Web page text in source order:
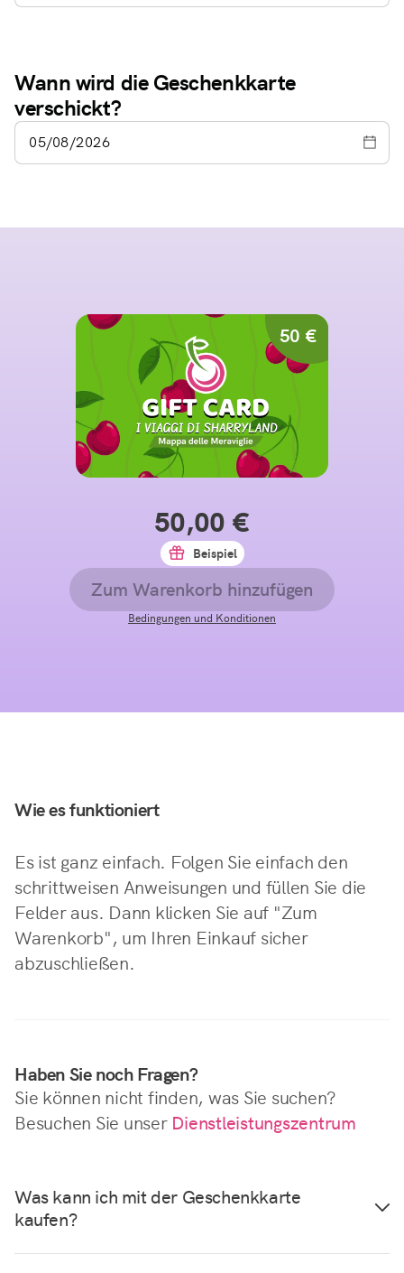
Wann wird die Geschenkkarte
verschickt?
50 €
50,00 €
Beispiel
Zum Warenkorb hinzufügen
Bedingungen und Konditionen
Wie es funktioniert
Es ist ganz einfach. Folgen Sie einfach den
schrittweisen Anweisungen und füllen Sie die
Felder aus. Dann klicken Sie auf "Zum
Warenkorb", um Ihren Einkauf sicher
abzuschließen.
Haben Sie noch Fragen?
Sie können nicht finden, was Sie suchen?
Besuchen Sie unser Dienstleistungszentrum
Was kann ich mit der Geschenkkarte
kaufen?